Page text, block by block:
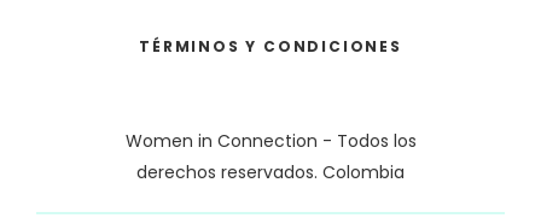
Women in Connection - Todos los
derechos reservados. Colombia
TÉRMINOS Y CONDICIONES